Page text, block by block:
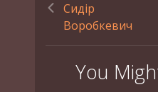
Сидір
Воробкевич
You